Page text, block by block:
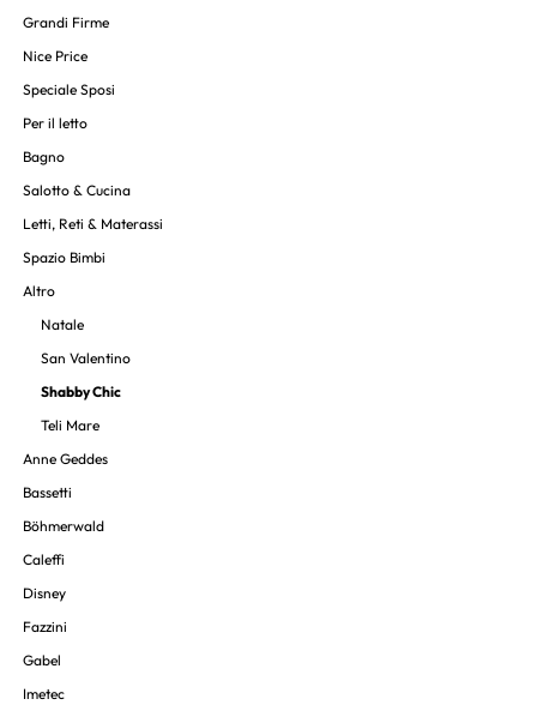
Grandi Firme
Nice Price
Speciale Sposi
Per il letto
Bagno
Salotto & Cucina
Letti, Reti & Materassi
Spazio Bimbi
Altro
Natale
San Valentino
Shabby Chic
Teli Mare
Anne Geddes
Bassetti
Böhmerwald
Caleffi
Disney
Fazzini
Gabel
Imetec